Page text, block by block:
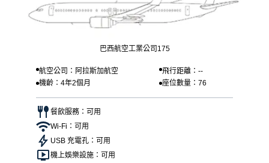
巴西航空工業公司175
航空公司：阿拉斯加航空
飛行距離：--
機齡：4年2個月
座位數量：76
餐飲服務：可用
Wi-Fi：可用
USB 充電孔：可用
機上娛樂設施：可用